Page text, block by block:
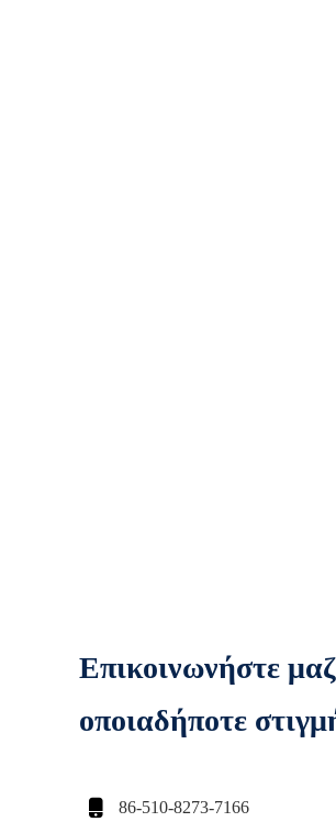
Επικοινωνήστε
οποιαδήποτε
 86-510-8273-7166